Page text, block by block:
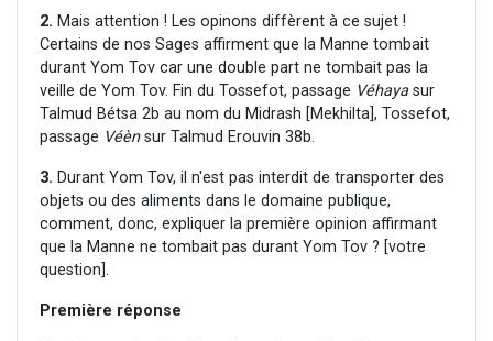
2. Mais attention ! Les opinons diffèrent à ce sujet !
Certains de nos Sages affirment que la Manne tombait
durant Yom Tov car une double part ne tombait pas la
veille de Yom Tov. Fin du Tossefot, passage Véhayasur
Talmud Bétsa 2b au nom du Midrash [Mekhilta], Tossefot,
passage Véènsur Talmud Erouvin 38b.
3. Durant Yom Tov, il n'est pas interdit de transporter des
objets ou des aliments dans le domaine publique,
comment, donc, expliquer la première opinion affirmant
que la Manne ne tombait pas durant Yom Tov ? [votre
question].
Première réponse